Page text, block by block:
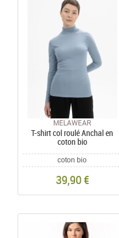
MELAWEAR
T-shirt col roulé Anchal en
coton bio
coton bio
39,90 €